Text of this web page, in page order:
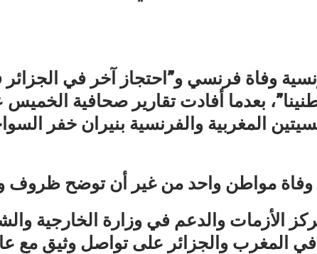
وفاة فرنسي و”احتجاز آخر في
بعدما أفادت تقارير صحافية
المغربية والفرنسية بنيران خفر
وفاة مواطن واحد من غير أن توضح ظروف
الأزمات والدعم في وزارة الخارجية
في المغرب والجزائر على تواصل وثيق مع